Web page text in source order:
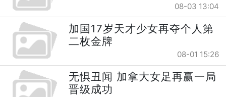
08-03 13:04
加国17岁天才少女再夺个人第
二枚金牌
08-01 15:26
无惧丑闻 加拿大女足再赢一局
晋级成功